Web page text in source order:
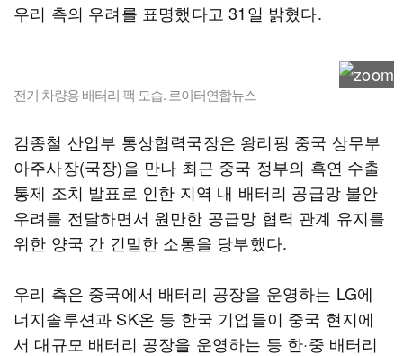
우리 측의 우려를 표명했다고 31일 밝혔다.
전기 차량용 배터리 팩 모습. 로이터연합뉴스
김종철 산업부 통상협력국장은 왕리핑 중국 상무부
아주사장(국장)을 만나 최근 중국 정부의 흑연 수출
통제 조치 발표로 인한 지역 내 배터리 공급망 불안
우려를 전달하면서 원만한 공급망 협력 관계 유지를
위한 양국 간 긴밀한 소통을 당부했다.
우리 측은 중국에서 배터리 공장을 운영하는 LG에
너지솔루션과 SK온 등 한국 기업들이 중국 현지에
서 대규모 배터리 공장을 운영하는 등 한·중 배터리